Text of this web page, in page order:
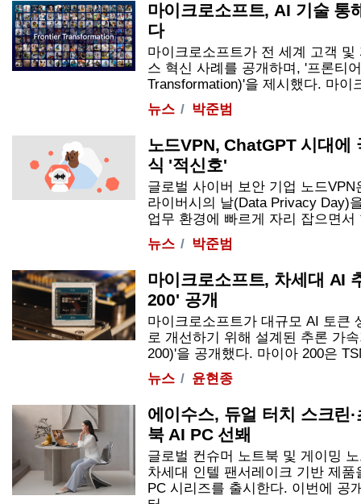
마이크로소프트, AI 기술 통
다
마이크로소프트가 전 세계 고객
스 혁신 사례를 공개하며, '프론티
Transformation)'을 제시했다. 마이
뉴스
박준범
노드VPN, ChatGPT 시대에
식 '적신호'
글로벌 사이버 보안 기업 노드
라이버시의 날(Data Privacy Day)
업무 환경에 빠르게 자리 잡으면서
뉴스
박준범
마이크로소프트, 차세대 AI
200' 공개
마이크로소프트가 대규모 AI 토큰
로 개선하기 위해 설계된 추론 가
200)'을 공개했다. 마이아 200은
뉴스
윤현종
에이수스, 듀얼 터치 스크린
북 AI PC 선봬
글로벌 컨슈머 노트북 및 게이밍
차세대 인텔 팬서레이크 기반 제
PC 시리즈를 출시한다. 이번에 공